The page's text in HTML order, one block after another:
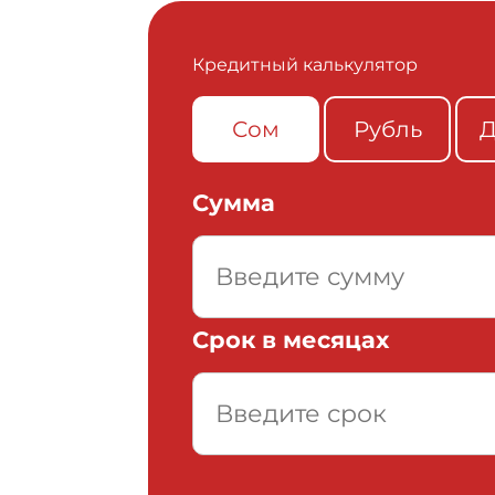
Кредитный калькулятор
Сом Рубль
Сумма
Срок в месяцах